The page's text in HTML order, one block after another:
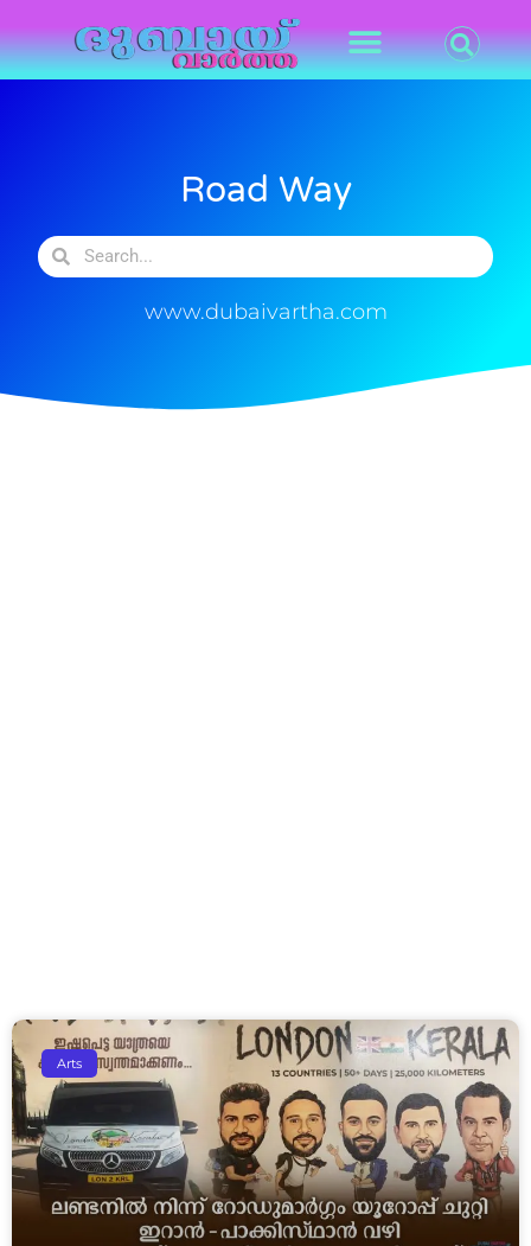
Road Way
www.dubaivartha.com
Arts